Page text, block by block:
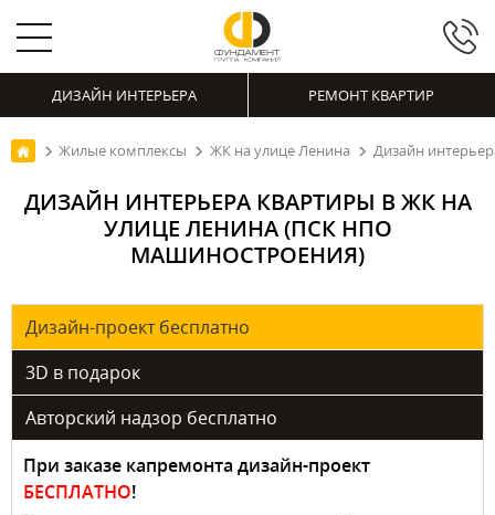
ДИЗАЙН ИНТЕРЬЕРА РЕМОНТ КВАРТИР
Жилые комплексы ЖК на улице Ленина Дизайн
ДИЗАЙН ИНТЕРЬЕРА КВАРТИРЫ В ЖК НА
УЛИЦЕ ЛЕНИНА (ПСК НПО
МАШИНОСТРОЕНИЯ)
Дизайн-проект бесплатно
3D в подарок
Авторский надзор бесплатно
При заказе капремонта дизайн-проект
БЕСПЛАТНО!